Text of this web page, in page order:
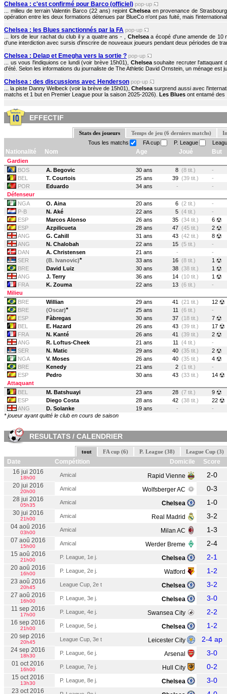
Chelsea : c'est confirmé pour Barco (officiel) pop-up
... milieu de terrain Valentin Barco (22 ans) rejoint Chelseaen provenance de
opération entre les deux formations détenues par BlueCo n'ont pas fuité, mais
Chelsea : les Blues sanctionnés par la FA pop-up
... lors de leur rachat du club il y a quatre ans - , Chelseaa écopé d'une amende de 10
d'une interdiction avec sursis d'inscrire de nouveaux joueurs pendant deux périodes de
Chelsea : Delap et Emegha vers la sortie ? pop-up
... us vous l'indiquions ce lundi (voir brève 15h01), Chelseasouhaite recruter l'attaquant
d'été. Selon les informations du journaliste de The Athletic David Ornstein, un ménage est
Chelsea : des discussions avec Henderson pop-up
... la piste Danny Welbeck (voir la brève de 15h01), Chelsea surprend aussi avec
matchs et 1 but en Premier League pour la saison 2025-2026). Les Blues ont entamé des
EFFECTIF
Stats des joueurs Temps de jeu (6 derniers matchs)
Tous les matchs
FA cup P. League
Nationalité Nom Age Joué But
Gardien
BOS
A. Begovic 30 ans 8 (8 tit.)
-
BEL
T. Courtois 25 ans 39 (39 tit.)
-
POR
Eduardo 34 ans -
-
Défenseur
NGA
O. Aina 20 ans 6 (2 tit.)
-
P-B
N. Aké 22 ans 5 (4 tit.)
-
ESP
Marcos Alonso 26 ans 35 (34 tit.)
6
ESP
Azpilicueta 28 ans 47 (45 tit.)
2
ANG
G. Cahill 31 ans 43 (42 tit.)
8
ANG
N. Chalobah 22 ans 15 (5 tit.)
-
DAN
A. Christensen 21 ans -
-
SER
(B. Ivanovic)* 33 ans 16 (8 tit.)
1
BRE
David Luiz 30 ans 38 (38 tit.)
1
ANG
J. Terry 36 ans 14 (10 tit.)
1
FRA
K. Zouma 22 ans 13 (6 tit.)
-
Milieu
BRE
Willian 29 ans 41 (21 tit.)
12
BRE
(Oscar)* 25 ans 11 (6 tit.)
-
ESP
Fàbregas 30 ans 37 (18 tit.)
7
BEL
E. Hazard 26 ans 43 (39 tit.)
17
FRA
N. Kanté 26 ans 41 (39 tit.)
2
ANG
R. Loftus-Cheek 21 ans 11 (4 tit.)
-
SER
N. Matic 29 ans 40 (35 tit.)
2
NGA
V. Moses 26 ans 40 (35 tit.)
4
BRE
Kenedy 21 ans 2 (1 tit.)
-
ESP
Pedro 30 ans 43 (33 tit.)
14
Attaquant
BEL
M. Batshuayi 23 ans 28 (7 tit.)
9
ESP
Diego Costa 28 ans 42 (38 tit.)
22
ANG
D. Solanke 19 ans -
-
* joueur ayant quitté le club en cours de saison
RESULTATS / CALENDRIER
tout FA cup (6) P. League (38) League Cup (3)
Date Compétition Domicile
Score
16 jui 2016
18h00 Amical Rapid Vienne 2-0
20 jui 2016
20h00 Amical Wolfsberger AC 0-3
28 jui 2016
05h35 Amical Chelsea 1-0
30 jui 2016
21h00 Amical Real Madrid 3-2
04 aoû 2016
03h00 Amical Milan AC 1-3
07 aoû 2016
15h00 Amical Werder Breme 2-4
15 aoû 2016
21h00 P. League, 1e j. Chelsea 2-1
20 aoû 2016
16h00 P. League, 2e j. Watford 1-2
23 aoû 2016
20h45 League Cup, 2e t Chelsea 3-2
27 aoû 2016
16h00 P. League, 3e j. Chelsea 3-0
11 sep 2016
17h00 P. League, 4e j. Swansea City 2-2
16 sep 2016
21h00 P. League, 5e j. Chelsea 1-2
20 sep 2016
20h45 League Cup, 3e t Leicester City 2-4 ap
24 sep 2016
18h30 P. League, 6e j. Arsenal 3-0
01 oct 2016
16h00 P. League, 7e j. Hull City 0-2
15 oct 2016
13h30 P. League, 8e j. Chelsea 3-0
23 oct 2016